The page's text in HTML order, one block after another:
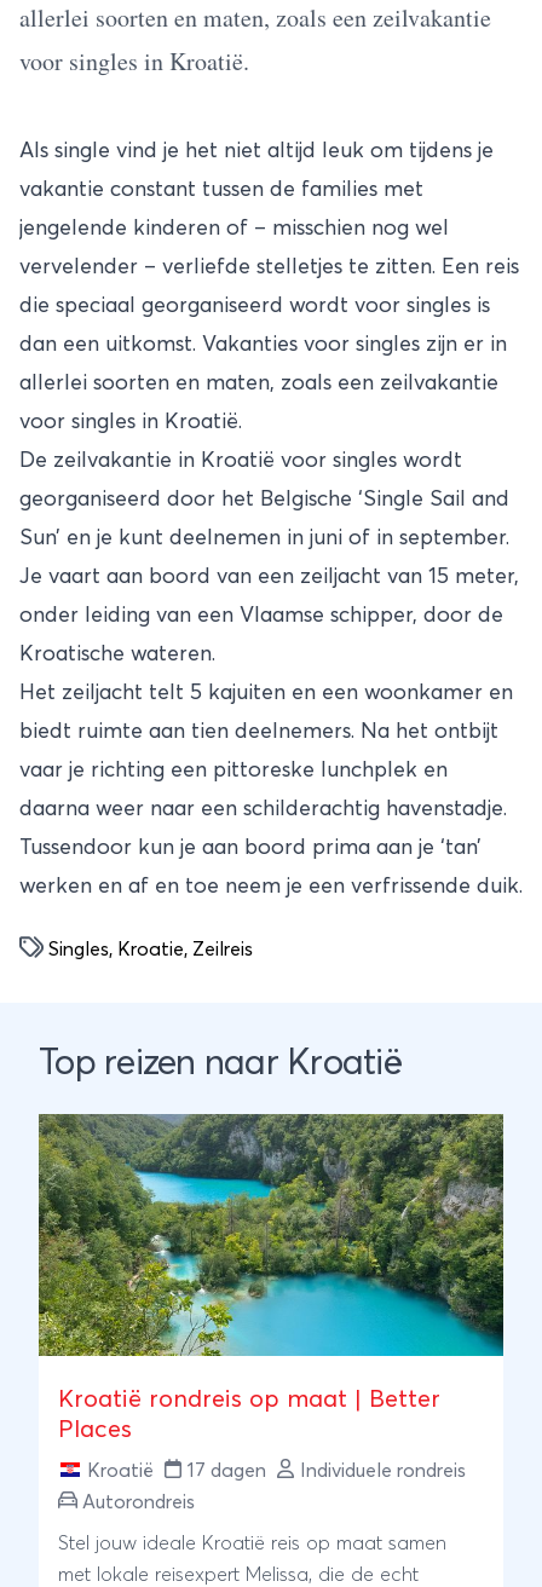
allerlei soorten en maten, zoals een zeilvakantie
voor singles in Kroatië.
Als single vind je het niet altijd leuk om tijdens je
vakantie constant tussen de families met
jengelende kinderen of – misschien nog wel
vervelender – verliefde stelletjes te zitten. Een reis
die speciaal georganiseerd wordt voor singles is
dan een uitkomst. Vakanties voor singles zijn er in
allerlei soorten en maten, zoals een zeilvakantie
voor singles in Kroatië.
De zeilvakantie in Kroatië voor singles wordt
georganiseerd door het Belgische ‘Single Sail and
Sun’ en je kunt deelnemen in juni of in september.
Je vaart aan boord van een zeiljacht van 15 meter,
onder leiding van een Vlaamse schipper, door de
Kroatische wateren.
Het zeiljacht telt 5 kajuiten en een woonkamer en
biedt ruimte aan tien deelnemers. Na het ontbijt
vaar je richting een pittoreske lunchplek en
daarna weer naar een schilderachtig havenstadje.
Tussendoor kun je aan boord prima aan je ‘tan’
werken en af en toe neem je een verfrissende duik.
Singles, Kroatie, Zeilreis
Top reizen naar Kroatië
Kroatië rondreis op maat | Better
Places
Kroatië 17 dagen
Individuele rondreis
Autorondreis
Stel jouw ideale Kroatië reis op maat samen
met lokale reisexpert Melissa, die de echt